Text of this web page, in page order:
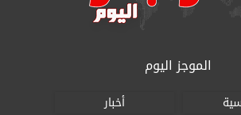
الموجز اليوم
أخبار